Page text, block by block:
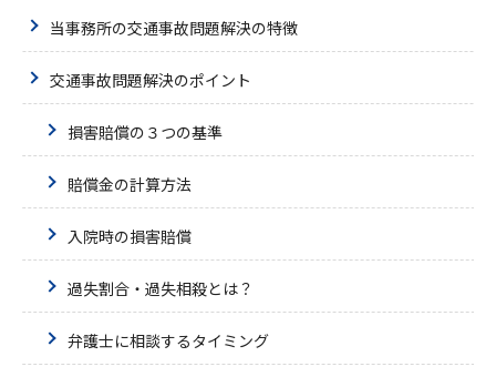
当事務所の交通事故問題解決の特徴
交通事故問題解決のポイント
損害賠償の３つの基準
賠償金の計算方法
入院時の損害賠償
過失割合・過失相殺とは？
弁護士に相談するタイミング